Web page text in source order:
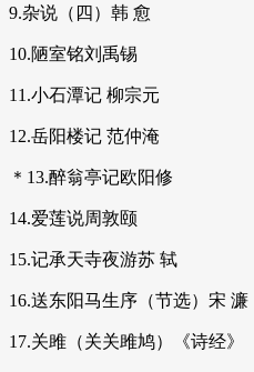
9.杂说（四）韩 愈
10.陋室铭刘禹锡
11.小石潭记 柳宗元
12.岳阳楼记 范仲淹
＊13.醉翁亭记欧阳修
14.爱莲说周敦颐
15.记承天寺夜游苏 轼
16.送东阳马生序（节选）宋 濂
17.关雎（关关雎鸠）《诗经》